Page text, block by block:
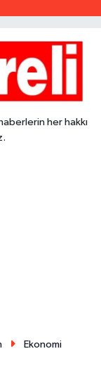
her hakkı
Ekonomi